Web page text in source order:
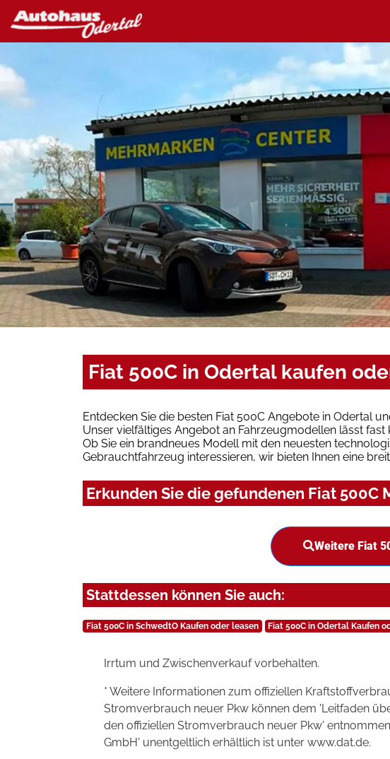
Fiat 500C in Odertal kaufen
Entdecken Sie die besten Fiat 500C Angebote in Odertal
Unser vielfältiges Angebot an Fahrzeugmodellen lässt fast
Ob Sie ein brandneues Modell mit den neuesten
Gebrauchtfahrzeug interessieren, wir bieten Ihnen eine
Erkunden Sie die gefundenen Fiat
Weitere Fiat
Stattdessen können Sie auch:
Fiat 500C in SchwedtO Kaufen oder leasen Fiat 500C in Odertal Kaufen
Irrtum und Zwischenverkauf vorbehalten.
* Weitere Informationen zum offiziellen
Stromverbrauch neuer Pkw können dem 'Leitfaden
den offiziellen Stromverbrauch neuer Pkw'
GmbH' unentgeltlich erhältlich ist unter www.dat.de.